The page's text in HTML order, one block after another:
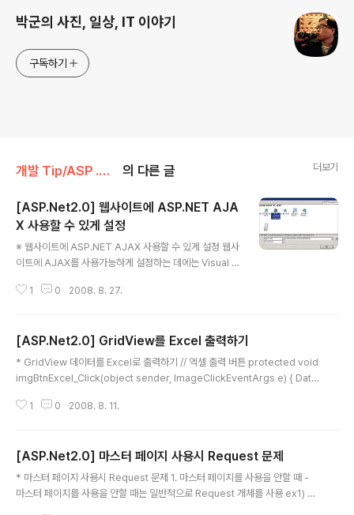
박군의 사진, 일상, IT 이야기
구독하기
개발 Tip/ASP .Net 의 다른 글 더보기
[ASP.Net2.0] 웹사이트에 ASP.NET AJA
X 사용할 수 있게 설정
※ 웹사이트에 ASP.NET AJAX 사용할 수 있게 설정 웹사
이트에 AJAX를 사용가능하게 설정하는 데에는 Visual S
8 버전에서는 AJAX를 사용할 수 있게 그림에서 보는 것
성하면 따로 설정을 해줄 필요없이 AJAX 기능을 사용할
수가 있다. 저 템플릿은 ASP.NET Extensions 1.0 버전
이고 .NET Framework 2.0 버전에서 사용된다. 현재는
ork 3.5버전에서 사용 가능하다. 라이브러리 다운로드는
1 0 2008. 8. 27.
[ASP.Net2.0] GridView를 Excel 출력하기
* GridView 데이터를 Excel로 출력하기 // 엑셀 출력 버튼 protected void
imgBtnExcel_Click(object sender, ImageClickEventArgs e) { Data
0) { if (ds.Tables[0].Rows.Count != 0) { check = true; DataView dv
System.Text.Strin..
1 0 2008. 8. 11.
[ASP.Net2.0] 마스터 페이지 사용시 Request 문제
* 마스터 페이지 사용시 Request 문제 1. 마스터 페이지를 사용을 안할 때 -
마스터 페이지를 사용을 안할 때는 일반적으로 Request 개체를 사용 ex1) St